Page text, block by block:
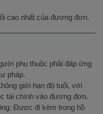
cao nhất của đương đơn.
phụ thuộc phải đáp ứng
pháp.
giới hạn độ tuổi, với
tài chính vào đương đơn.
Được đi kèm trong hồ